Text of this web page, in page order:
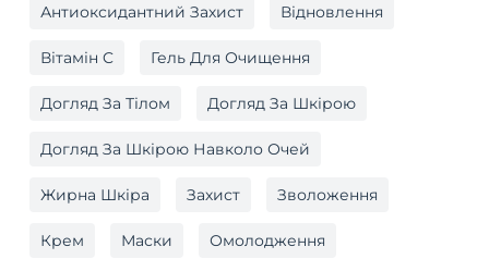
Антиоксидантний Захист Відновлення
Вітамін C Гель Для Очищення
Догляд За Тілом Догляд За Шкірою
Догляд За Шкірою Навколо Очей
Жирна Шкіра Захист Зволоження
Крем Маски Омолодження